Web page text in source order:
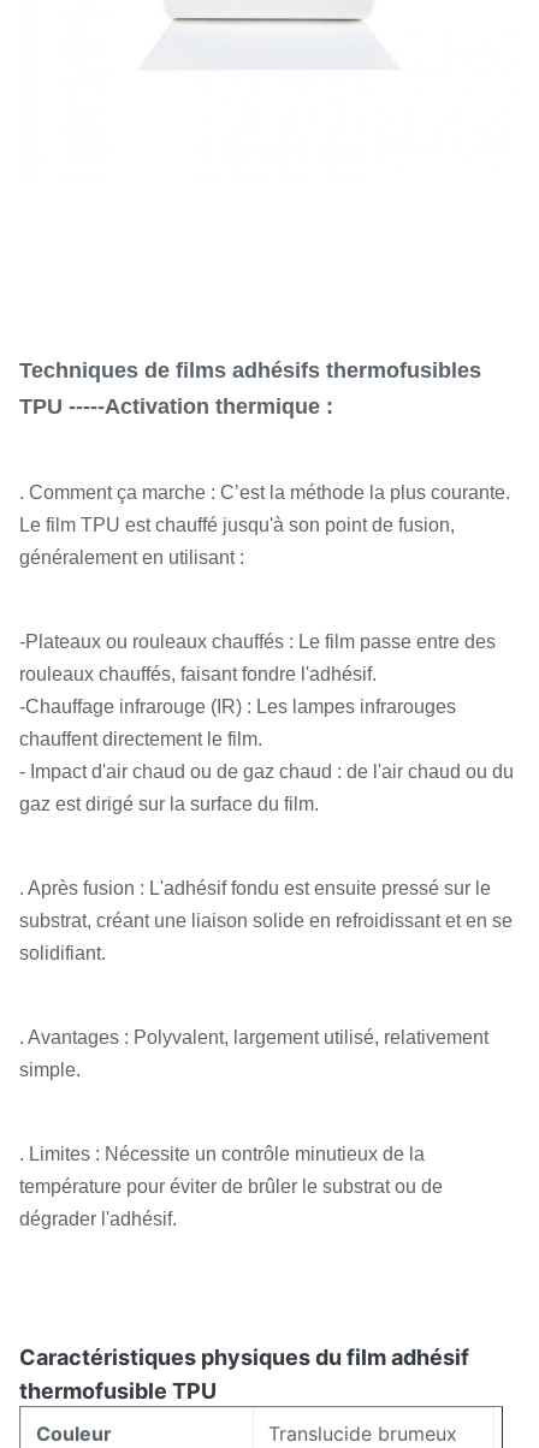
Techniques de films adhésifs thermofusibles
TPU -----Activation thermique :
. Comment ça marche : C’est la méthode la plus courante.
Le film TPU est chauffé jusqu'à son point de fusion,
généralement en utilisant :
-Plateaux ou rouleaux chauffés : Le film passe entre des
rouleaux chauffés, faisant fondre l'adhésif.
-Chauffage infrarouge (IR) : Les lampes infrarouges
chauffent directement le film.
- Impact d'air chaud ou de gaz chaud : de l'air chaud ou du
gaz est dirigé sur la surface du film.
. Après fusion : L'adhésif fondu est ensuite pressé sur le
substrat, créant une liaison solide en refroidissant et en se
solidifiant.
. Avantages : Polyvalent, largement utilisé, relativement
simple.
. Limites : Nécessite un contrôle minutieux de la
température pour éviter de brûler le substrat ou de
dégrader l'adhésif.
Caractéristiques physiques du film adhésif
thermofusible TPU
Couleur Translucide brumeux